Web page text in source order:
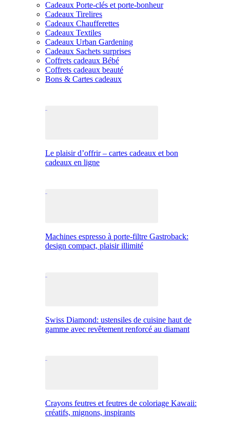
Cadeaux Porte-clés et porte-bonheur
Cadeaux Tirelires
Cadeaux Chaufferettes
Cadeaux Textiles
Cadeaux Urban Gardening
Cadeaux Sachets surprises
Coffrets cadeaux Bébé
Coffrets cadeaux beauté
Bons & Cartes cadeaux
Le plaisir d’offrir – cartes cadeaux et bon
cadeaux en ligne
Machines espresso à porte-filtre Gastroback:
design compact, plaisir illimité
Swiss Diamond: ustensiles de cuisine haut de
gamme avec revêtement renforcé au diamant
Crayons feutres et feutres de coloriage Kawaii:
créatifs, mignons, inspirants